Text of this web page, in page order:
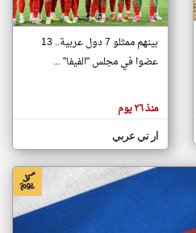
تغيير الدولة
اخبار جزر القمر على مدار الساعة
أهم اخبار جزر القمر العاجلة والمباشرة
بينهم ممثلو 7 دول عربية.. 13
عضوا في مجلس "الفيفا" ...
منذ ٢٦ يوم
ار تي عربي
klyoum.com